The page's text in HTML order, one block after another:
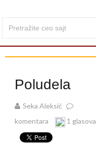
Poludela
Seka Aleksić
komentara
1 glasova